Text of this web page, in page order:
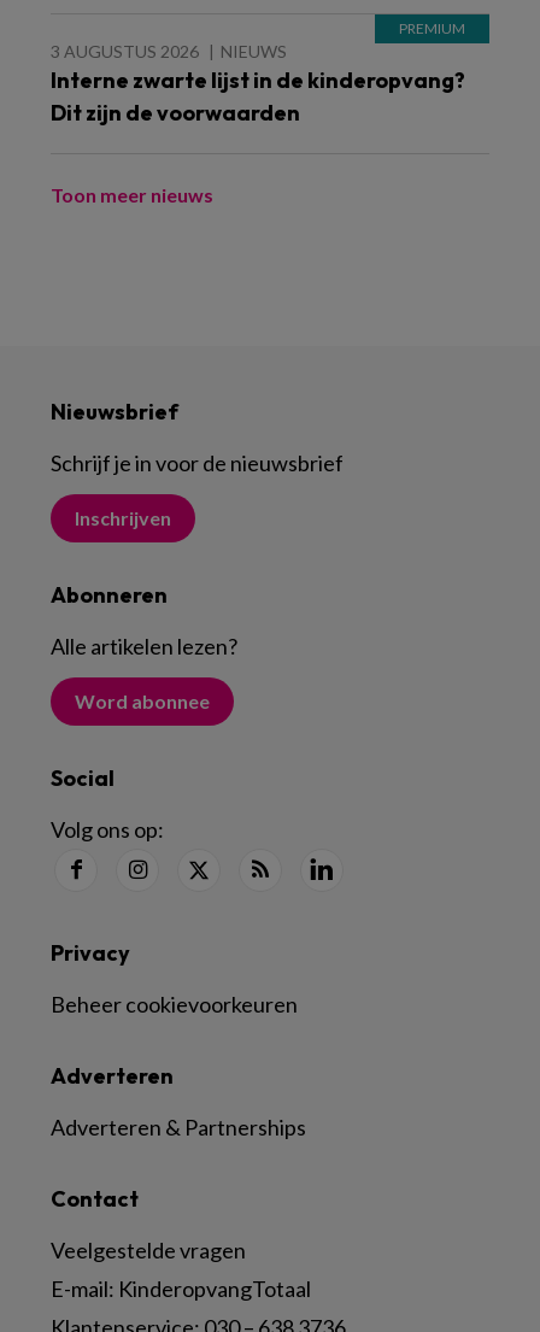
3 AUGUSTUS 2026 NIEUWS
Interne zwarte lijst in de kinderopvang?
Dit zijn de voorwaarden
Toon meer nieuws
Nieuwsbrief
Schrijf je in voor de nieuwsbrief
Inschrijven
Abonneren
Alle artikelen lezen?
Word abonnee
Social
Volg ons op:
Contact
Veelgestelde vragen
E-mail: KinderopvangTotaal
Adverteren
Adverteren & Partnerships
Privacy
Beheer cookievoorkeuren